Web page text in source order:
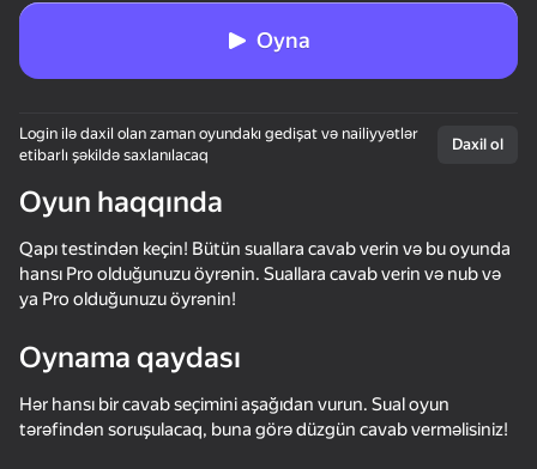
Cihazı döndərin
Oyun yalnız üfüqi
rejimdə işləyir
Oyna
Login ilə daxil olan zaman oyundakı gedişat və nailiyyətlər
etibarlı şəkildə saxlanılacaq
Daxil ol
Oyun haqqında
Qapı testindən keçin! Bütün suallara cavab verin və bu oyunda
hansı Pro olduğunuzu öyrənin. Suallara cavab verin və nub və
ya Pro olduğunuzu öyrənin!
Oynama qaydası
Hər hansı bir cavab seçimini aşağıdan vurun. Sual oyun
tərəfindən soruşulacaq, buna görə düzgün cavab verməlisiniz!